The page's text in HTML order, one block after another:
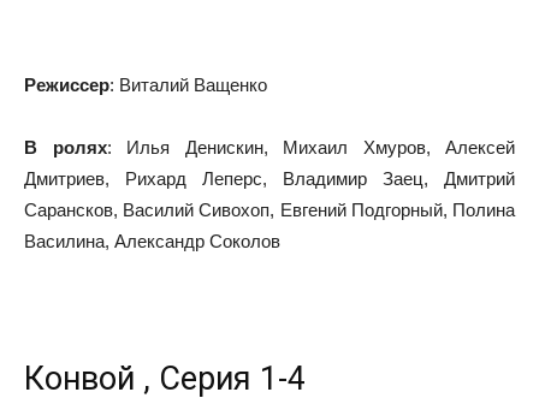
Режиссер: Виталий Ващенко
В ролях: Илья Денискин, Михаил Хмуров, Алексей
Дмитриев, Рихард Леперс, Владимир Заец, Дмитрий
Сарансков, Василий Сивохоп, Евгений Подгорный, Полина
Василина, Александр Соколов
Конвой , Серия 1-4